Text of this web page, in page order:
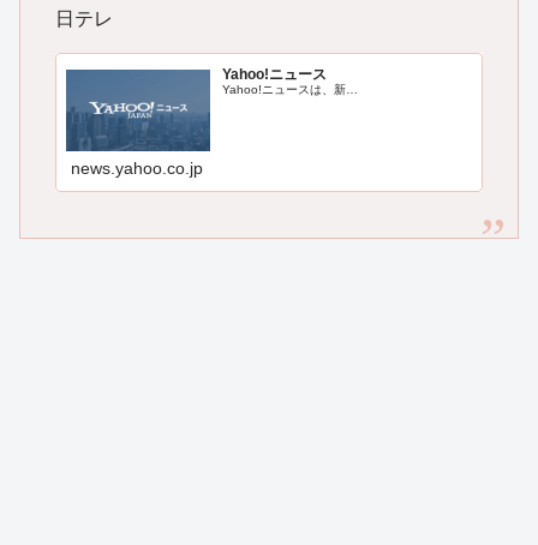
日テレ
Yahoo!ニュース
Yahoo!ニュースは、新…
news.yahoo.co.jp